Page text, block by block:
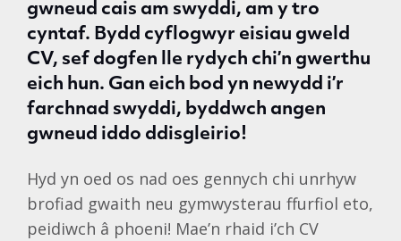
gwneud cais am swyddi, am y tro
cyntaf. Bydd cyflogwyr eisiau gweld
CV, sef dogfen lle rydych chi’n gwerthu
eich hun. Gan eich bod yn newydd i’r
farchnad swyddi, byddwch angen
gwneud iddo ddisgleirio!
Hyd yn oed os nad oes gennych chi unrhyw
brofiad gwaith neu gymwysterau ffurfiol eto,
peidiwch â phoeni! Mae’n rhaid i’ch CV